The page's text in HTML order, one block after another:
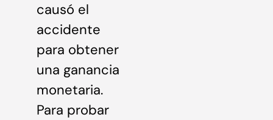
causó el
accidente
para obtener
una ganancia
monetaria.
Para probar